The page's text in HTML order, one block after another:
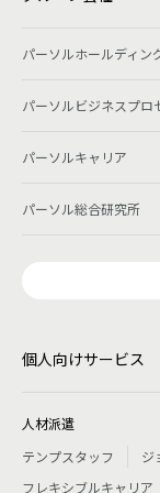
パーソルホールディン
パーソルビジネスプロ
パーソルキャリア
パーソル総合研究所
個人向けサービス
人材派遣
テンプスタッフ
ジ
フレキシブルキャリア